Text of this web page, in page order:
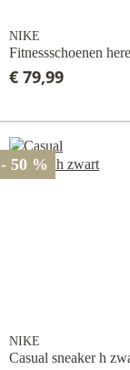
NIKE
Fitnessschoenen
€ 79,99
- 50 %
NIKE
Casual sneaker h